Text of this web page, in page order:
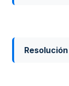
Resolución